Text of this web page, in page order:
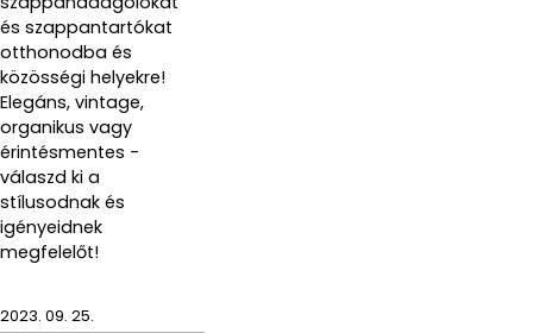
és szappantartókat
otthonodba és
közösségi helyekre!
Elegáns, vintage,
organikus vagy
érintésmentes -
válaszd ki a
stílusodnak és
igényeidnek
megfelelőt!
2023. 09. 25.